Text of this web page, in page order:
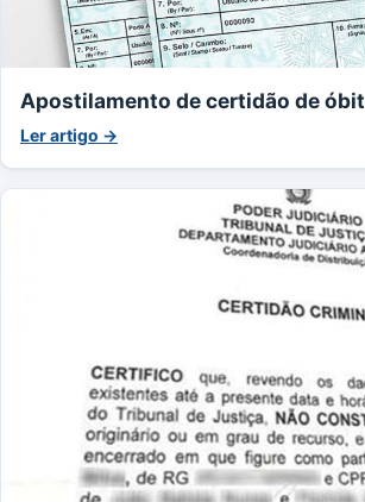
Apostilamento de certidão de
Ler artigo →